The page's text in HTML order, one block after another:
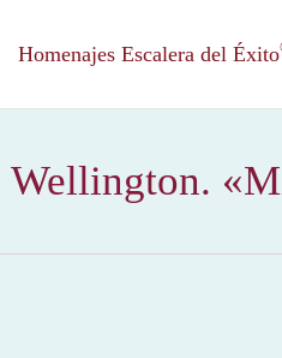
Homenajes Escalera del Éxito